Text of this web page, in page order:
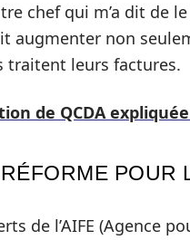
chef qui m’a dit de
augmenter non
traitent leurs factures.
de QCDA
POUR
de l’AIFE (Agence